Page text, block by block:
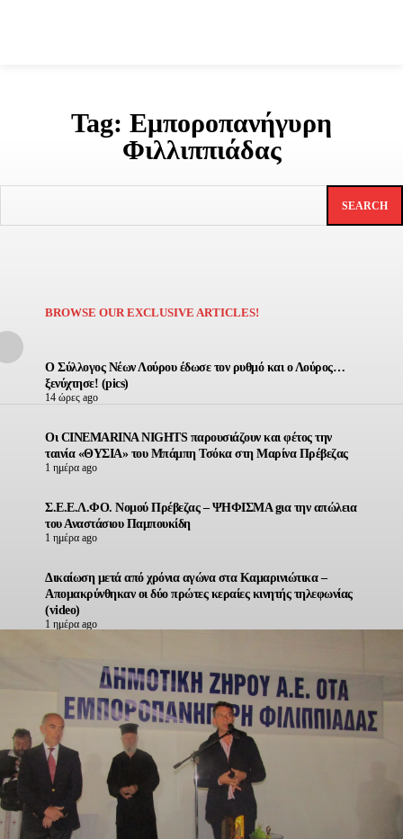
Tag: Εμποροπανήγυρη
Φιλλιππιάδας
SEARCH
BROWSE OUR EXCLUSIVE ARTICLES!
Ο Σύλλογος Νέων Λούρου έδωσε τον ρυθμό και ο Λούρος…
ξενύχτησε! (pics)
14 ώρες ago
Οι CINEMARINA NIGHTS παρουσιάζουν και φέτος την
ταινία «ΘΥΣΙΑ» του Μπάμπη Τσόκα στη Μαρίνα Πρέβεζας
1 ημέρα ago
Σ.Ε.Ε.Λ.ΦΟ. Νομού Πρέβεζας – ΨΗΦΙΣΜΑ gια την απώλεια
του Αναστάσιου Παμπουκίδη
1 ημέρα ago
Δικαίωση μετά από χρόνια αγώνα στα Καμαρινιώτικα –
Απομακρύνθηκαν οι δύο πρώτες κεραίες κινητής τηλεφωνίας
(video)
1 ημέρα ago